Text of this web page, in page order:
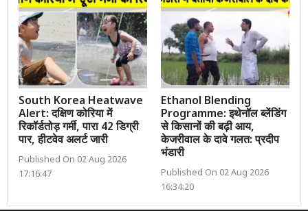
South Korea Heatwave
Alert: दक्षिण कोरिया में
रिकॉर्डतोड़ गर्मी, पारा 42 डिग्री
पार, हीटवेव अलर्ट जारी
Published On 02 Aug 2026
17:16:47
Ethanol Blending
Programme: इथेनॉल ब्लेंडिंग
से किसानों की बढ़ी आय,
केजरीवाल के दावे गलत: प्रदीप
भंडारी
Published On 02 Aug 2026
16:34:20